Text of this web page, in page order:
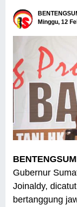
Minggu, 12
Gubernur
Joinaldy,
bertanggung